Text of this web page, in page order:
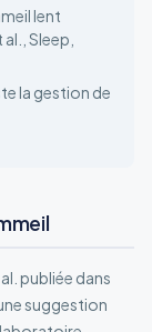
lent
Sleep,
la gestion de
publiée dans
suggestion